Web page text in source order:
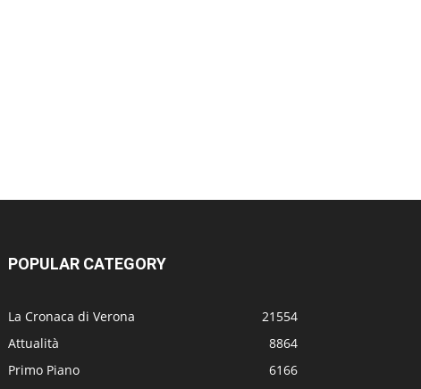
POPULAR CATEGORY
La Cronaca di Verona
21554
Attualità
8864
Primo Piano
6166